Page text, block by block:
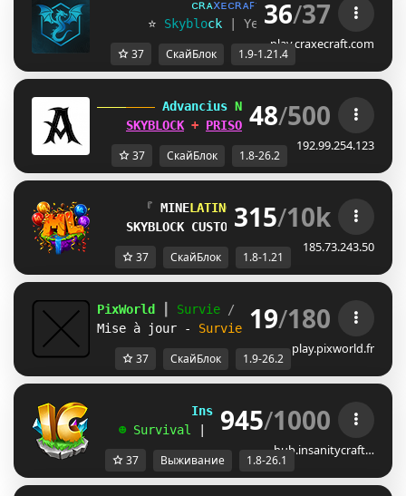
ᴄʀᴀxᴇᴄʀᴀꜰᴛ »
[1.9 - 1.21.4]
⭐ Skybl ock | Yeni Sezon: 28 TEMMUZ!
36/37
play.craxecraft.com
37 СкайБлок 1.9-1.21.4
Advancius Network [1.8 - 26.2]
SKYBLOCK + PRISON UPDATES OUT NOW
48/500
192.99.254.123
37 СкайБлок 1.8-26.2
『 MINELATINO NETWORK 』(1.8 - 1.21.x
SKYBLOCK CUSTOM
y otras 11 modalidades
315/10k
185.73.243.50
37 СкайБлок 1.8-1.21
PixWorld Survie / Skyblock ┃ 1.9 ➸ 26.2
Mise à jour - Survie ORION
19/180
play.pixworld.fr
37 СкайБлок 1.9-26.2
InsanityCraft || 1.8 - 26.1
☻ Survival Factions | Skyblock
945/1000
hub.insanitycraft…
37 Выживание 1.8-26.1